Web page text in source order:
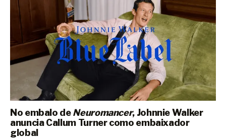
No embalo deNeuromancer, Johnnie Walker
anuncia Callum Turner como embaixador
global